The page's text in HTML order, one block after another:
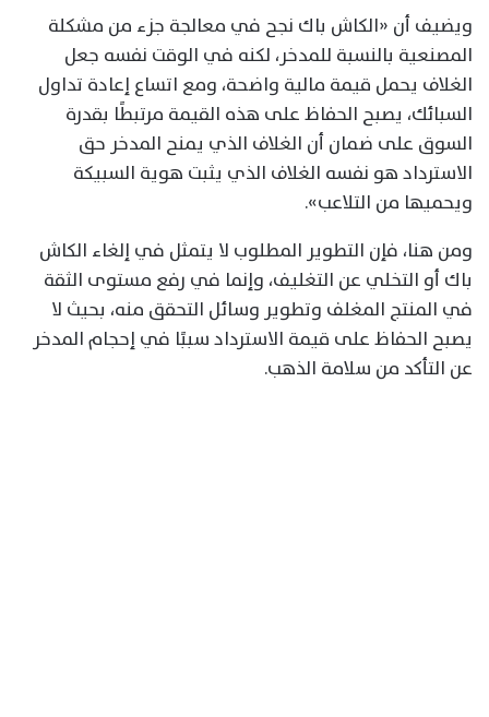
ويضيف أن «الكاش باك نجح في معالجة جزء من مشكلة
المصنعية بالنسبة للمدخر، لكنه في الوقت نفسه جعل
الغلاف يحمل قيمة مالية واضحة، ومع اتساع إعادة تداول
السبائك، يصبح الحفاظ على هذه القيمة مرتبطًا بقدرة
السوق على ضمان أن الغلاف الذي يمنح المدخر حق
الاسترداد هو نفسه الغلاف الذي يثبت هوية السبيكة
ويحميها من التلاعب».
ومن هنا، فإن التطوير المطلوب لا يتمثل في إلغاء الكاش
باك أو التخلي عن التغليف، وإنما في رفع مستوى الثقة
في المنتج المغلف وتطوير وسائل التحقق منه، بحيث لا
يصبح الحفاظ على قيمة الاسترداد سببًا في إحجام المدخر
عن التأكد من سلامة الذهب.